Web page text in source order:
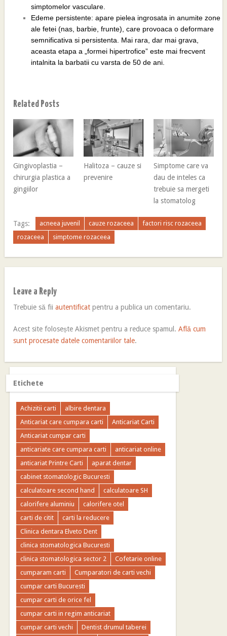
simptomelor vasculare.
Edeme persistente: apare pielea ingrosata in anumite zone
ale fetei (nas, barbie, frunte), care provoaca o deformare
semnificativa si persistenta. Mai rara, dar mai grava,
aceasta etapa a „formei hipertrofice” este mai frecvent
intalnita la barbatii cu varsta de 50 de ani.
Related Posts
Gingivoplastia –
chirurgia plastica a
gingiilor
Halitoza – cauze si
prevenire
Simptome care va
dau de inteles ca
trebuie sa mergeti
la stomatolog
Tags: acneea juvenil cauze rozaceea
factori risc rozaceea
rozaceea
simptome rozaceea
Leave a Reply
Trebuie să fiiautentificat pentru a publica un comentariu.
Acest site folosește Akismet pentru a reduce spamul.Află cum
sunt procesate datele comentariilor tale.
Etichete
Achizitii carti
albire dentara
Anticariat care cumpara carti
Anticariat Carti
Anticariat cumpar carti
anticariate care cumpara carti
anticariat online
anticariat Printre Carti
aparat dentar
cabinet stomatologic Bucuresti
calculatoare second hand
calculatoare SH
calorifere aluminiu
calorifere otel
carti de citit
carti la reducere
Clinica dentara Elveto Dent
clinica stomatologica Bucuresti
clinica stomatologica sector 2
Cofetarie online
cumparam carti
Cumparatori de carti vechi
cumpar carti Bucuresti
cumpar carti de orice fel
cumpar carti in regim anticariat
cumpar carti vechi
Dentist drumul taberei